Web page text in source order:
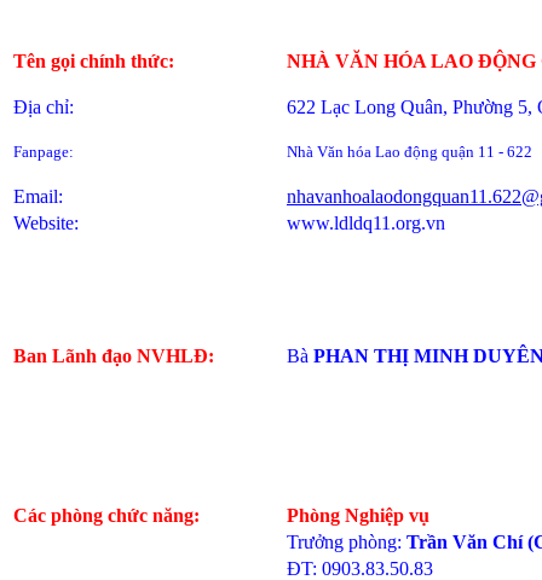
Tên gọi chính thức: NHÀ VĂN HÓA LAO ĐỘNG
Địa chỉ: 622 Lạc Long Quân, Phường 5,
Fanpage: Nhà Văn hóa Lao động quận 11 - 622
Email:
Website:
www.ldldq11.org.vn
Ban Lãnh đạo NVHLĐ: Bà PHAN THỊ MINH
Các phòng chức năng:
Phòng Nghiệp vụ
Trưởng phòng: Trần Văn Chí
ĐT: 0903.83.50.83